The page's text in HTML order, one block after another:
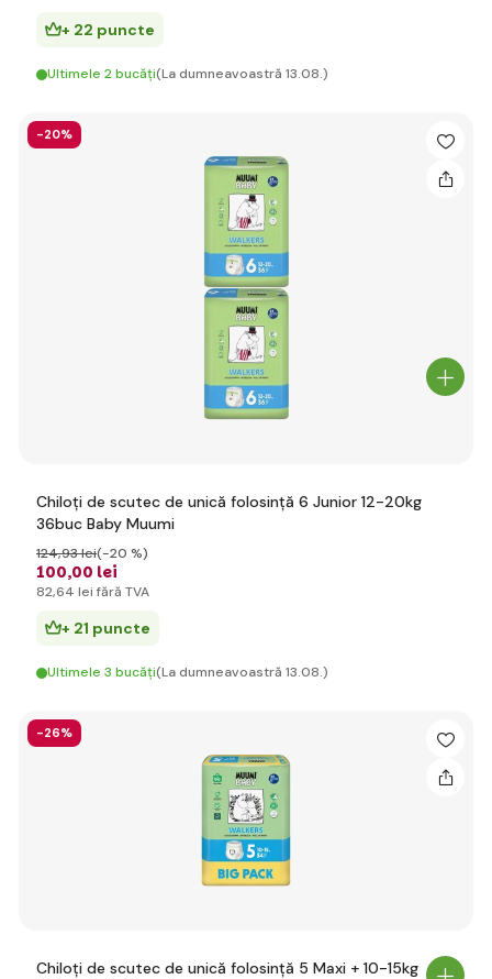
+ 22 puncte
Ultimele 2 bucăți(La dumneavoastră 13.08.)
-20%
Chiloți de scutec de unică folosință 6 Junior 12-20kg
36buc Baby Muumi
100,00 lei
124,93 lei(-20 %)
82,64 lei fără TVA
+ 21 puncte
Ultimele 3 bucăți(La dumneavoastră 13.08.)
-26%
Chiloți de scutec de unică folosință 5 Maxi + 10-15kg